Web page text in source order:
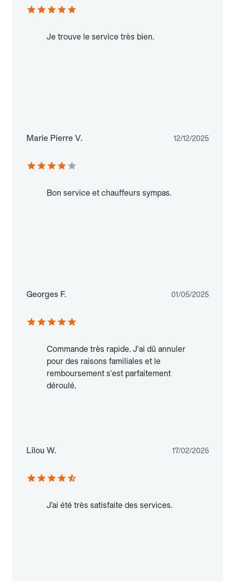
Je trouve le service très bien.
Marie Pierre V. 12/12/2025
Bon service et chauffeurs sympas.
Georges F. 01/05/2025
Commande très rapide. J'ai dû annuler
pour des raisons familiales et le
remboursement s'est parfaitement
déroulé.
Lilou W. 17/02/2025
J’ai été très satisfaite des services.